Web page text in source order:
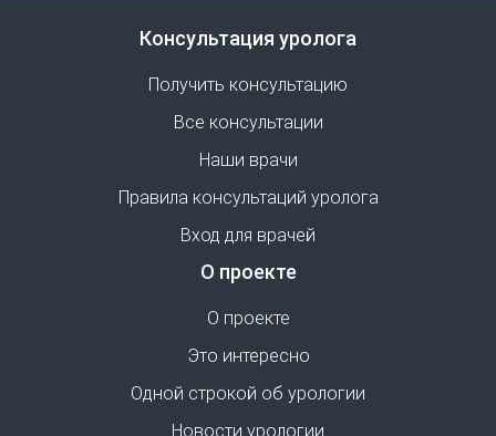
Консультация уролога
Получить консультацию
Все консультации
Наши врачи
Правила консультаций уролога
Вход для врачей
О проекте
О проекте
Это интересно
Одной строкой об урологии
Новости урологии